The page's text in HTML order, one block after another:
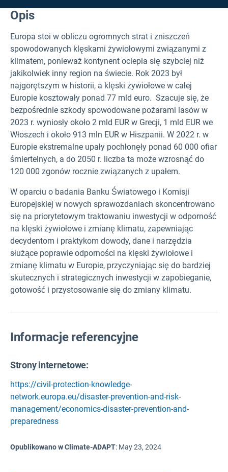
Opis
Europa stoi w obliczu ogromnych strat i zniszczeń
spowodowanych klęskami żywiołowymi związanymi z
klimatem, ponieważ kontynent ociepla się szybciej niż
jakikolwiek inny region na świecie. Rok 2023 był
najgorętszym w historii, a klęski żywiołowe w całej
Europie kosztowały ponad 77 mld euro. Szacuje się, że
bezpośrednie szkody spowodowane pożarami lasów w
2023 r. wyniosły około 2 mld EUR w Grecji, 1 mld EUR we
Włoszech i około 913 mln EUR w Hiszpanii. W 2022 r. w
Europie ekstremalne upały pochłonęły ponad 60 000 ofiar
śmiertelnych, a do 2050 r. liczba ta może wzrosnąć do
120 000 zgonów rocznie związanych z upałem.
W oparciu o badania Banku Światowego i Komisji
Europejskiej w nowych sprawozdaniach skoncentrowano
się na priorytetowym traktowaniu inwestycji w odporność
na klęski żywiołowe i zmianę klimatu, zapewniając
decydentom i praktykom dowody, dane i narzędzia
służące poprawie odporności na klęski żywiołowe i
zmianę klimatu w Europie, przyczyniając się do bardziej
skutecznych i strategicznych inwestycji w zapobieganie,
gotowość i przystosowanie się do zmiany klimatu.
Informacje referencyjne
Strony internetowe:
https://civil-protection-knowledge-
network.europa.eu/disaster-prevention-and-risk-
management/economics-disaster-prevention-and-
preparedness
Opublikowano w Climate-ADAPT: May 23, 2024